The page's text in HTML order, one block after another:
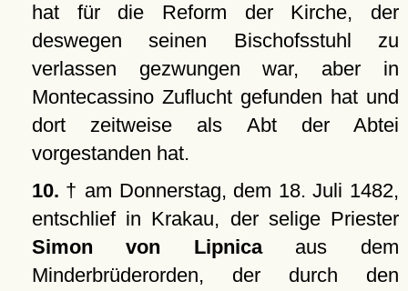
hat für die Reform der Kirche, der
deswegen seinen Bischofsstuhl zu
verlassen gezwungen war, aber in
Montecassino Zuflucht gefunden hat und
dort zeitweise als Abt der Abtei
vorgestanden hat.
10. † am Donnerstag, dem 18. Juli 1482,
entschlief in Krakau, der selige Priester
Simon von Lipnicaaus dem
Minderbrüderorden, der durch den